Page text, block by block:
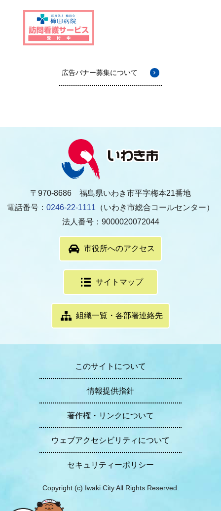
広告バナー募集について
〒970-8686 福島県いわき市平字梅本21番地
電話番号： 0246-22-1111 （いわき市総合コールセンター）
法人番号：9000020072044
市役所へのアクセス
サイトマップ
組織一覧・各部署連絡先
このサイトについて
情報提供指針
著作権・リンクについて
ウェブアクセシビリティについて
セキュリティーポリシー
Copyright (c) Iwaki City All Rights Reserved.